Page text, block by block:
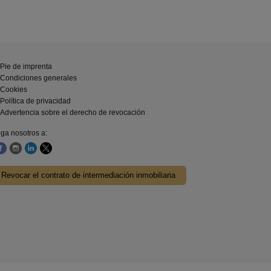
Pie de imprenta
Condiciones generales
Cookies
Política de privacidad
Advertencia sobre el derecho de revocación
nosotros a:
Revocar el contrato de intermediación inmobiliaria